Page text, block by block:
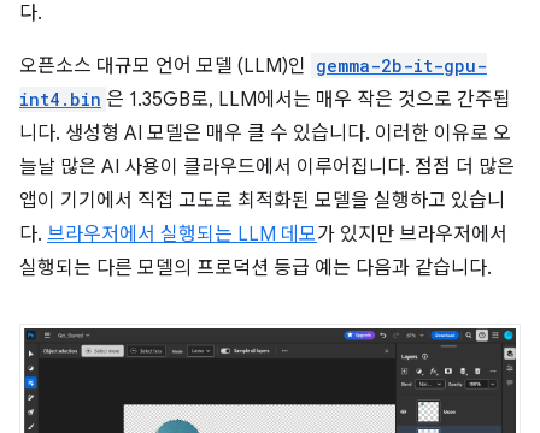
다.
오픈소스 대규모 언어 모델 (LLM)인 gemma-2b-it-gpu-
int4.bin 은 1.35GB로, LLM에서는 매우 작은 것으로 간주됩
니다. 생성형 AI 모델은 매우 클 수 있습니다. 이러한 이유로 오
늘날 많은 AI 사용이 클라우드에서 이루어집니다. 점점 더 많은
앱이 기기에서 직접 고도로 최적화된 모델을 실행하고 있습니
다. 브라우저에서 실행되는 LLM 데모가 있지만 브라우저에서
실행되는 다른 모델의 프로덕션 등급 예는 다음과 같습니다.